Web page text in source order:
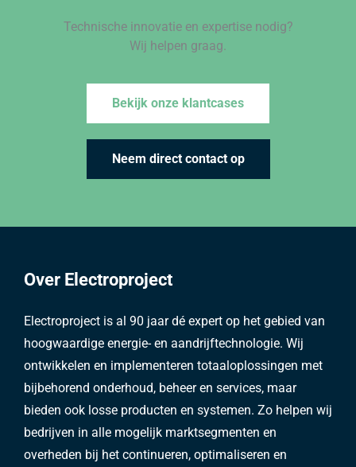
Technische innovatie en expertise nodig?
Wij helpen graag.
Bekijk onze klantcases
Neem direct contact op
Over Electroproject
Electroproject is al 90 jaar dé expert op het gebied van
hoogwaardige energie- en aandrijftechnologie. Wij
ontwikkelen en implementeren totaaloplossingen met
bijbehorend onderhoud, beheer en services, maar
bieden ook losse producten en systemen. Zo helpen wij
bedrijven in alle mogelijk marktsegmenten en
overheden bij het continueren, optimaliseren en